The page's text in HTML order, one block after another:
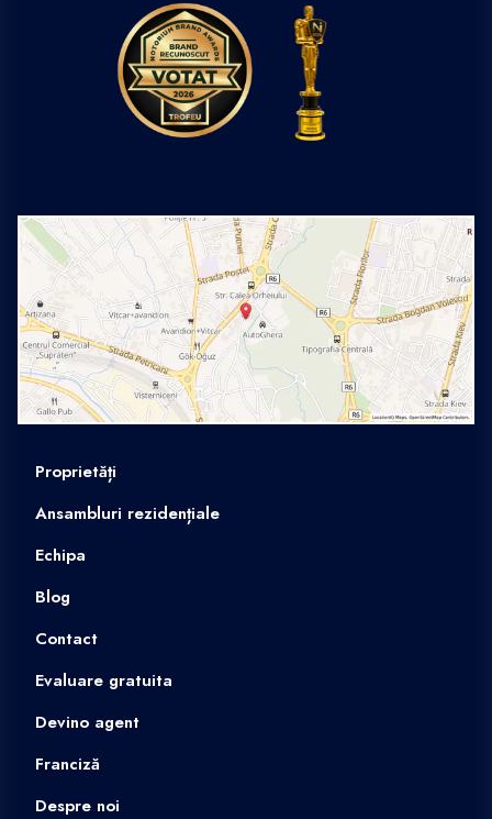
Proprietăți
Ansambluri rezidențiale
Echipa
Blog
Contact
Evaluare gratuita
Devino agent
Franciză
Despre noi